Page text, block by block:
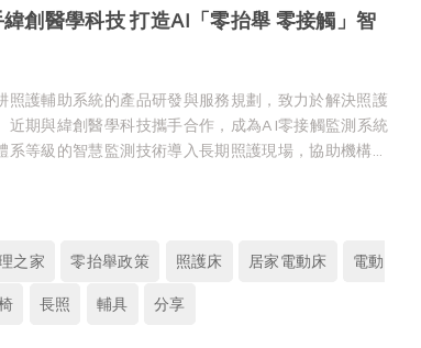
創醫學科技 打造AI「零抬舉 零接觸」智
照護輔助系統的產品研發與服務規劃，致力於解決照護
近期與緯創醫學科技攜手合作，成為AI零接觸監測系統
系等級的智慧監測技術導入長期照護現場，協助機構提
科技導入住宿型機構，促使機構朝向數位化與智慧化場
負擔與風險，名ㄧ團隊參與由侒可傳媒舉辦的「住宿型
之家 零抬舉政策 照護床 居家電動床
電動
長照 輔具 分享